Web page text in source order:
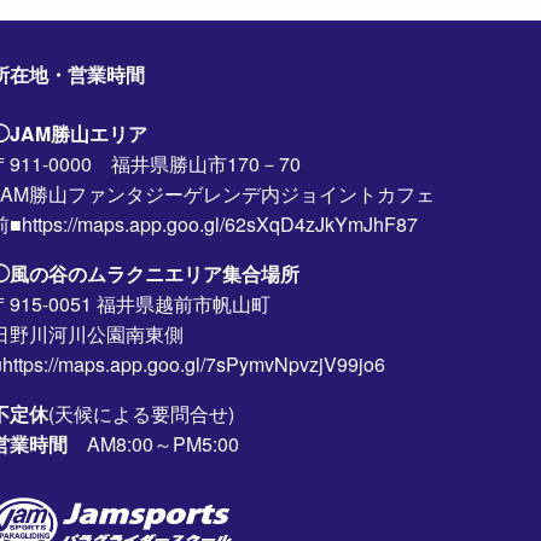
在地・営業時間
勝山エリア
911-0000 福井県勝山市170－70
勝山ファンタジーゲレンデ内ジョイントカフェ
■https://maps.app.goo.gl/62sXqD4zJkYmJhF87
の谷のムラクニエリア集合場所
915-0051 福井県越前市帆山町
野川河川公園南東側
maps.app.goo.gl/7sPymvNpvzjV99jo6
定休(天候による要問合せ)
業時間 AM8:00～PM5:00